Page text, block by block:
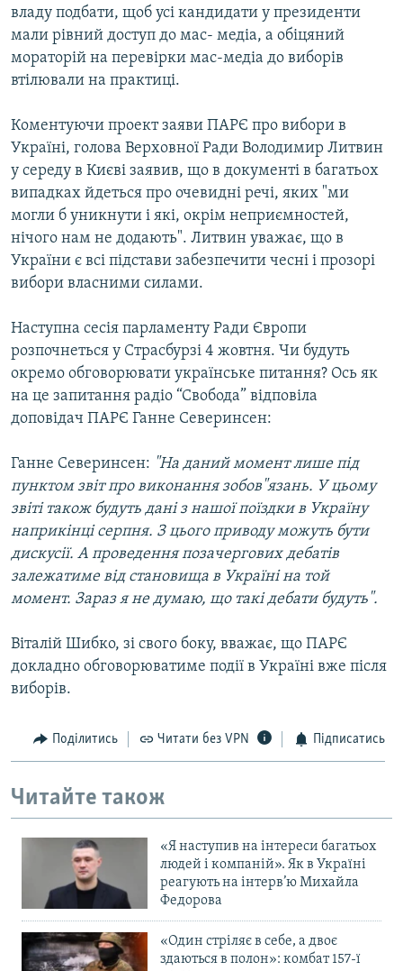
владу подбати, щоб усі кандидати у президенти
мали рівний доступ до мас- медіа, а обіцяний
мораторій на перевірки мас-медіа до виборів
втілювали на практиці.
Коментуючи проект заяви ПАРЄ про вибори в
Україні, голова Верховної Ради Володимир Литвин
у середу в Києві заявив, що в документі в багатьох
випадках йдеться про очевидні речі, яких "ми
могли б уникнути і які, окрім неприємностей,
нічого нам не додають". Литвин уважає, що в
України є всі підстави забезпечити чесні і прозорі
вибори власними силами.
Наступна сесія парламенту Ради Європи
розпочнеться у Страсбурзі 4 жовтня. Чи будуть
окремо обговорювати українське питання? Ось як
на це запитання радіо “Свобода” відповіла
доповідач ПАРЄ Ганне Северинсен:
Ганне Северинсен: "На даний момент лише під
пунктом звіт про виконання зобов"язань. У цьому
звіті також будуть дані з нашої поїздки в Україну
наприкінці серпня. З цього приводу можуть бути
дискусії. А проведення позачергових дебатів
залежатиме від становища в Україні на той
момент. Зараз я не думаю, що такі дебати будуть".
Віталій Шибко, зі свого боку, вважає, що ПАРЄ
докладно обговорюватиме події в Україні вже після
виборів.
Поділитись Читати без VPN Підписатись
Читайте також
«Я наступив на інтереси багатьох
людей і компаній». Як в Україні
реагують на інтерв’ю Михайла
Федорова
«Один стріляє в себе, а двоє
здаються в полон»: комбат 157-ї